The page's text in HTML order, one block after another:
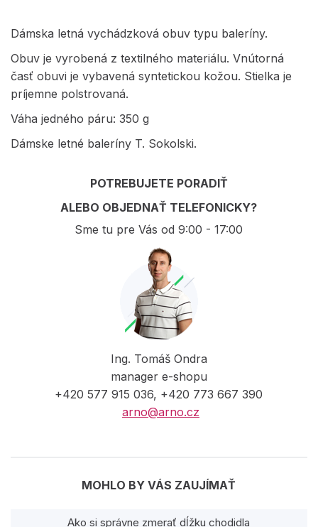
Dámska letná vychádzková obuv typu baleríny.
Obuv je vyrobená z textilného materiálu. Vnútorná
časť obuvi je vybavená syntetickou kožou. Stielka je
príjemne polstrovaná.
Váha jedného páru: 350 g
Dámske letné baleríny T. Sokolski.
POTREBUJETE PORADIŤ
ALEBO OBJEDNAŤ TELEFONICKY?
Sme tu pre Vás od 9:00 - 17:00
Ing. Tomáš Ondra
manager e-shopu
+420 577 915 036, +420 773 667 390
arno@arno.cz
MOHLO BY VÁS ZAUJÍMAŤ
Ako si správne zmerať dĺžku chodidla